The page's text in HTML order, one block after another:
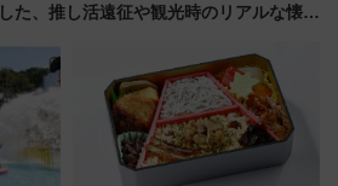
た、推し活遠征や観光時のリアルな懐事